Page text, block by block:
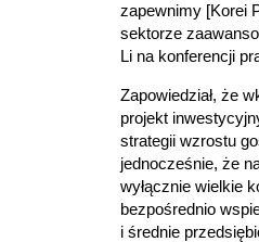
zapewnimy [Korei
sektorze
Li na konferencji
Zapowiedział, że
projekt
strategii wzrostu
jednocześnie, że
wyłącznie wielkie
bezpośrednio
i średnie